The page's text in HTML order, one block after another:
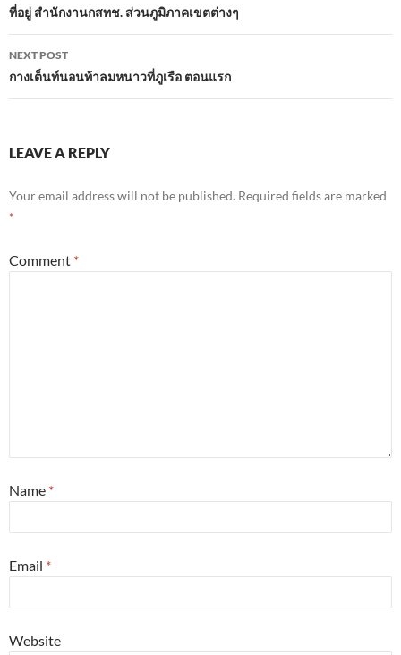
navigation
ที่อยู่ สํานักงานกสทช. ส่วนภูมิภาคเขตต่างๆ
NEXT POST
กางเต็นท์นอนท้าลมหนาวที่ภูเรือ ตอนแรก
LEAVE A REPLY
Your email address will not be published. Required fields are marked
*
Comment *
Name *
Email *
Website